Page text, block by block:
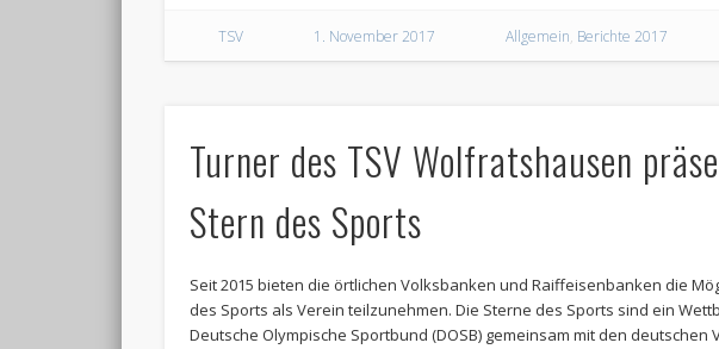
TSV 1. November 2017 Allgemein, Berichte 2017
Turner des TSV Wolfratshausen
Stern des Sports
Seit 2015 bieten die örtlichen Volksbanken und Raiffeisenbanken die
des Sports als Verein teilzunehmen. Die Sterne des Sports sind ein
Deutsche Olympische Sportbund (DOSB) gemeinsam mit den